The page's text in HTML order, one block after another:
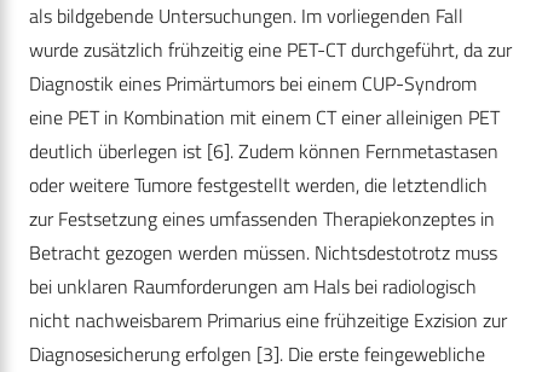
als bildgebende Untersuchungen. Im vorliegenden Fall
wurde zusätzlich frühzeitig eine PET-CT durchgeführt, da zur
Diagnostik eines Primärtumors bei einem CUP-Syndrom
eine PET in Kombination mit einem CT einer alleinigen PET
deutlich überlegen ist [6]. Zudem können Fernmetastasen
oder weitere Tumore festgestellt werden, die letztendlich
zur Festsetzung eines umfassenden Therapiekonzeptes in
Betracht gezogen werden müssen. Nichtsdestotrotz muss
bei unklaren Raumforderungen am Hals bei radiologisch
nicht nachweisbarem Primarius eine frühzeitige Exzision zur
Diagnosesicherung erfolgen [3]. Die erste feingewebliche